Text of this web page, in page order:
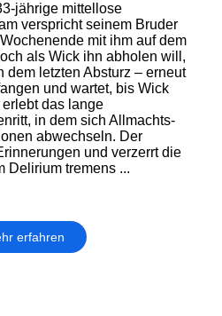
jährige mittellose
verspricht seinem Bruder
mit ihm auf dem
als Wick ihn abholen will,
dem letzten Absturz – erneut
und wartet, bis Wick
das lange
in dem sich Allmachts­
abwechseln. Der
und verzerrt die
Delirium tremens ...
erfahren